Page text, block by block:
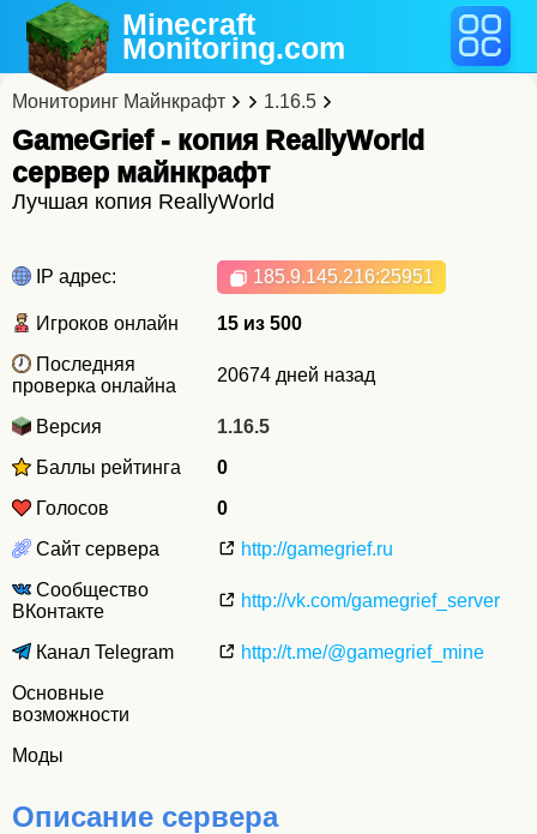
Minecraft
Monitoring.com
Мониторинг Майнкрафт 1.16.5
GameGrief - копия ReallyWorld
cервер майнкрафт
Лучшая копия ReallyWorld
IP адрес: 185.9.145.216:25951
Игроков онлайн
15 из 500
Последняя
проверка онлайна
20674 дней назад
Версия
1.16.5
Баллы рейтинга
0
Голосов
0
Сайт сервера
http://gamegrief.ru
Сообщество
ВКонтакте
http://vk.com/gamegrief_server
Канал Telegram
http://t.me/@gamegrief_mine
Основные
возможности
Моды
Описание сервера